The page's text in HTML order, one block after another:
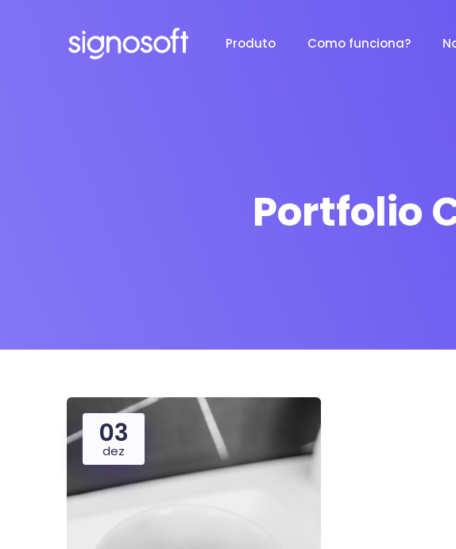
Produto Como funciona?
Portfolio
03
dez